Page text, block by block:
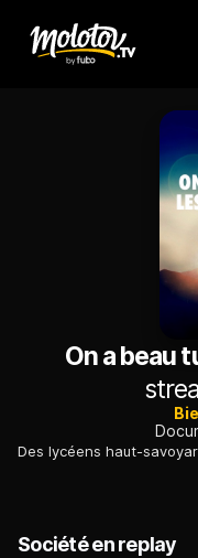
On a beau
Société en replay